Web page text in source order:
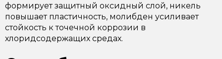
формирует защитный оксидный слой, никель
повышает пластичность, молибден усиливает
стойкость к точечной коррозии в
хлоридсодержащих средах.